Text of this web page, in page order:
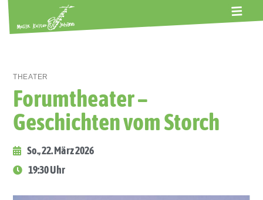
THEATER
Forumtheater –
Geschichten vom Storch
So., 22. März 2026
19:30 Uhr